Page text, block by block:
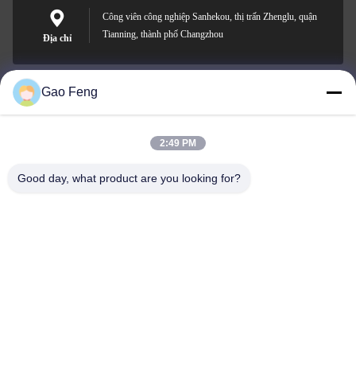
Địa chỉ
Công viên công nghiệp Sanhekou, thị trấn Zhenglu, quận
Tianning, thành phố Changzhou
suli@sulidry.com
Gao Feng
2:49 PM
Good day, what product are you looking for?